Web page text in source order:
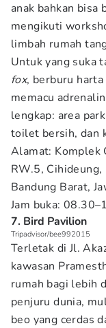
anak bahkan bisa
mengikuti
limbah rumah
Untuk yang suka
fox, berburu harta
memacu
lengkap: area
toilet bersih, dan
Alamat: Komplek
RW.5, Cihideung,
Bandung Barat,
Jam buka:
7. Bird Pavilion
Tripadvisor/bee992015
Terletak di Jl.
kawasan
rumah bagi lebih
penjuru dunia,
beo yang cerdas